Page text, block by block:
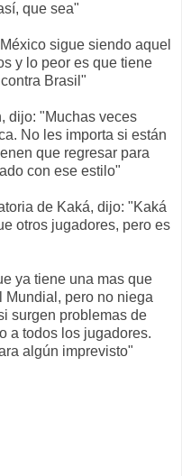
que sea"
sigue siendo aquel
y lo peor es que tiene
Brasil"
dijo: "Muchas veces
No les importa si están
que regresar para
con ese estilo"
de Kaká, dijo: "Kaká
otros jugadores, pero es
ya tiene una mas que
Mundial, pero no niega
surgen problemas de
a todos los jugadores.
algún imprevisto"